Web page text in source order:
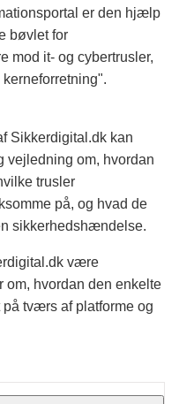
er den hjælp
bøvlet for
mod it- og cybertrusler,
Sikkerdigital.dk kan
vejledning om, hvordan
trusler
på, og hvad de
sikkerhedshændelse.
være
om, hvordan den enkelte
tværs af platforme og